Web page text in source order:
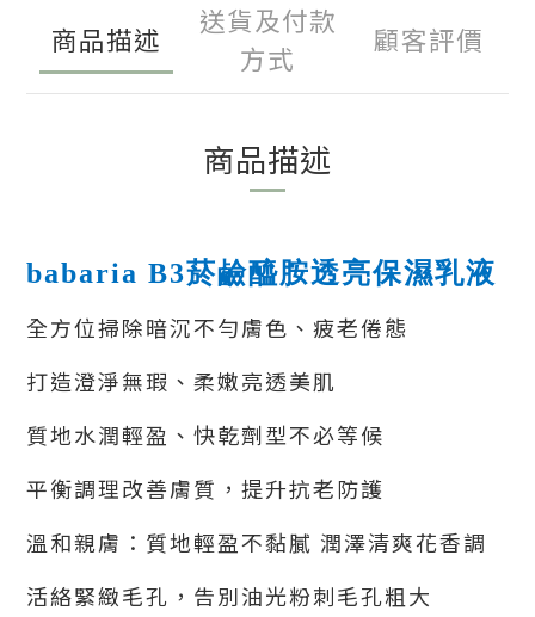
商品描述
送貨及付款
方式
顧客評價
商品描述
babaria B3菸鹼醯胺透亮保濕乳液
全方位掃除暗沉不勻膚色、疲老倦態
打造澄淨無瑕、柔嫩亮透美肌
質地水潤輕盈、快乾劑型不必等候
平衡調理改善膚質，提升抗老防護
溫和親膚：質地輕盈不黏膩 潤澤清爽花香調
活絡緊緻毛孔，告別油光粉刺毛孔粗大